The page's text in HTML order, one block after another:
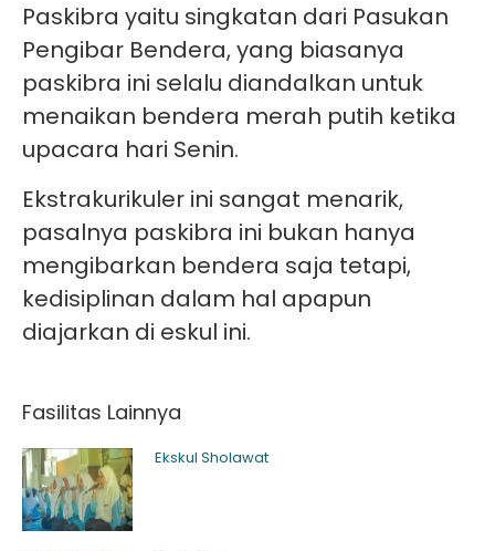
Paskibra yaitu singkatan dari Pasukan
Pengibar Bendera, yang biasanya
paskibra ini selalu diandalkan untuk
menaikan bendera merah putih ketika
upacara hari Senin.
Ekstrakurikuler ini sangat menarik,
pasalnya paskibra ini bukan hanya
mengibarkan bendera saja tetapi,
kedisiplinan dalam hal apapun
diajarkan di eskul ini.
Fasilitas Lainnya
Ekskul Sholawat